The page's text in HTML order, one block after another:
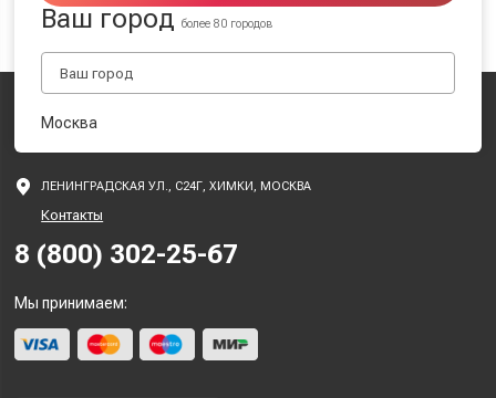
Ваш городболее 80 городов
Москва
ЛЕНИНГРАДСКАЯ УЛ., С24Г, ХИМКИ, МОСКВА
Контакты
8 (800) 302-25-67
Мы принимаем: